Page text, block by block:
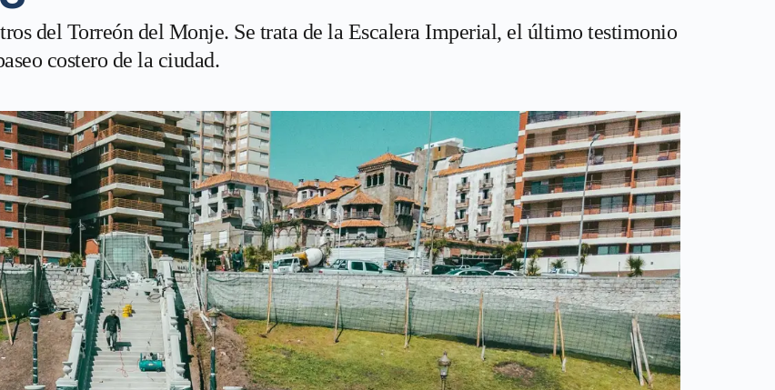
del Torreón del Monje. Se trata de la Escalera Imperial, el último testimonio
costero de la ciudad.